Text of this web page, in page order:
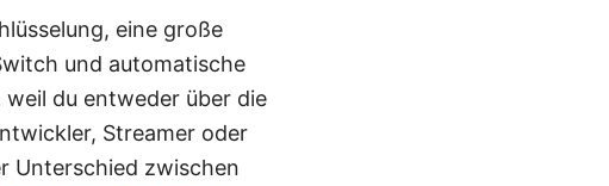
eine große
und automatische
du entweder über die
Streamer oder
Unterschied zwischen